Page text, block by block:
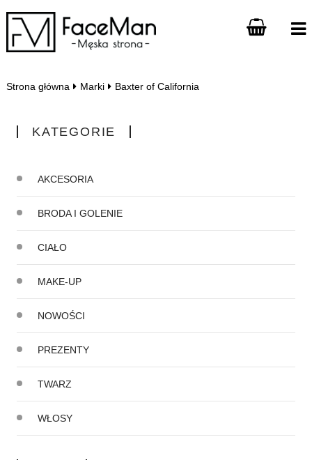
Strona główna Marki Baxter of California
KATEGORIE
AKCESORIA
BRODA I GOLENIE
CIAŁO
MAKE-UP
NOWOŚCI
PREZENTY
TWARZ
WŁOSY